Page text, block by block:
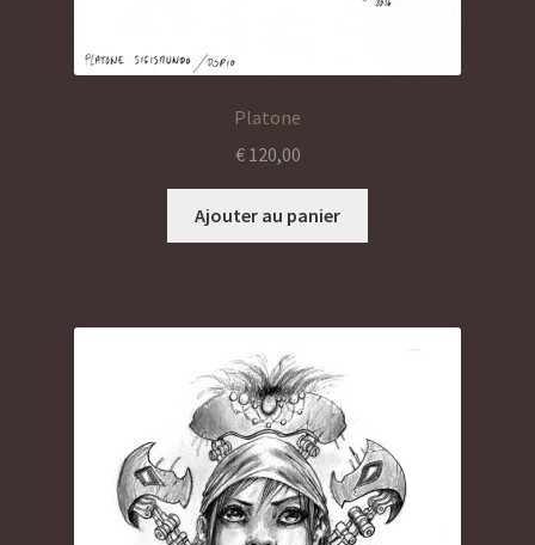
Platone
€120,00
Ajouter au panier